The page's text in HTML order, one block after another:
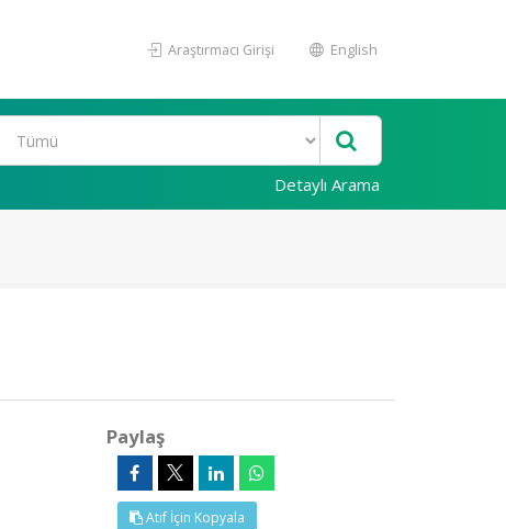
Araştırmacı Girişi English
Detaylı Arama
Paylaş
Atıf İçin Kopyala